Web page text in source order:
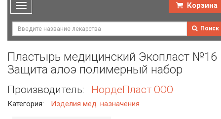
Toggle
navigation
Корзина
Поиск
Пластырь медицинский Экопласт №16
Защита алоэ полимерный набор
Производитель: НордеПласт ООО
Категория: Изделия мед. назначения